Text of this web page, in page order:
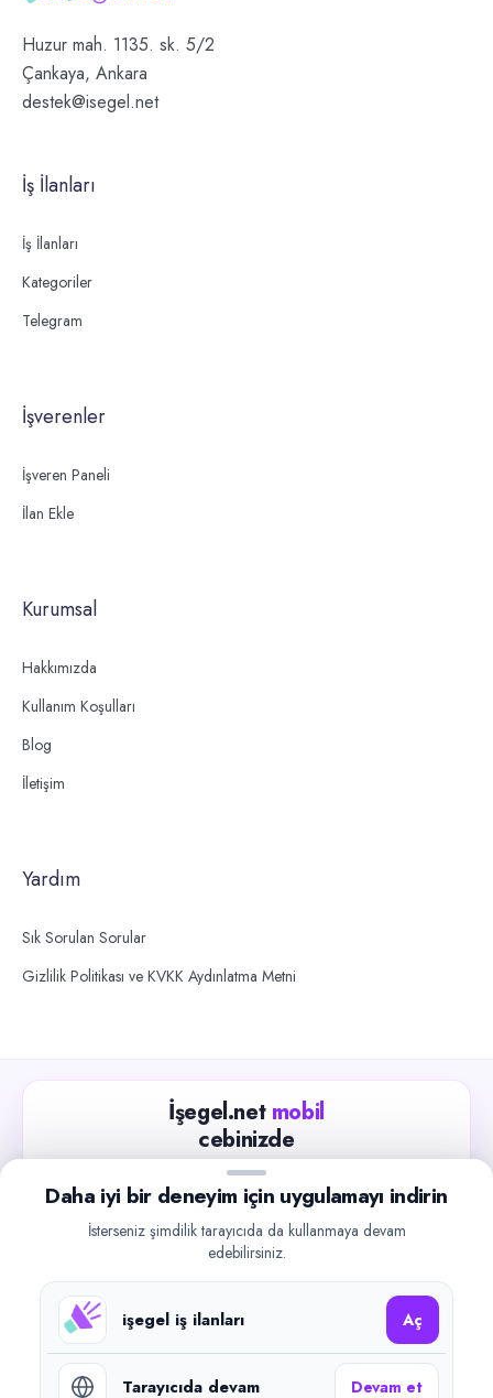
Huzur mah. 1135. sk. 5/2
Çankaya, Ankara
destek@isegel.net
İş İlanları
İş İlanları
Kategoriler
Telegram
İşverenler
İşveren Paneli
İlan Ekle
Kurumsal
Hakkımızda
Kullanım Koşulları
Blog
İletişim
Yardım
Sık Sorulan Sorular
Gizlilik Politikası ve KVKK Aydınlatma Metni
İşegel.net mobil
cebinizde
Güncel iş ilanlarını takip edin, işverenlerle hızlıca
iletişime geçin.
Google Play
©2026işegel.net. Tüm hakları saklıdır.
Daha iyi bir deneyim için uygulamayı indirin
İsterseniz şimdilik tarayıcıda da kullanmaya devam
edebilirsiniz.
işegel iş ilanları Aç
Tarayıcıda devam Devam et